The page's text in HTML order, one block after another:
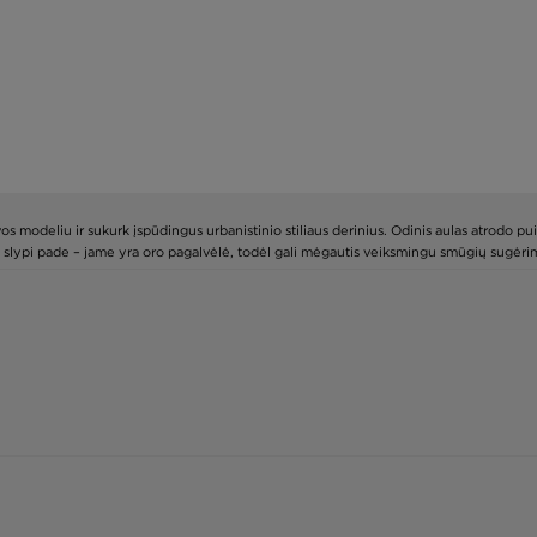
modeliu ir sukurk įspūdingus urbanistinio stiliaus derinius. Odinis aulas atrodo
pade – jame yra oro pagalvėlė, todėl gali mėgautis veiksmingu smūgių